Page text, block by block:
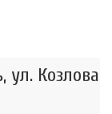
ул. Козлова